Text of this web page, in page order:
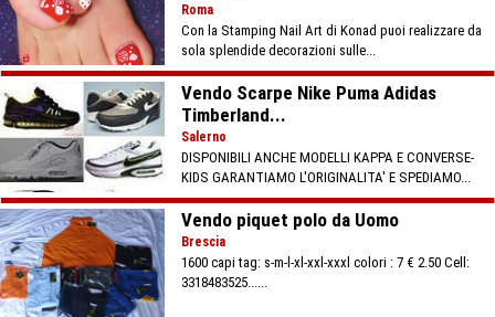
Roma
Con la Stamping Nail Art di Konad puoi realizzare da
sola splendide decorazioni sulle...
Vendo Scarpe Nike Puma Adidas
Timberland...
Salerno
DISPONIBILI ANCHE MODELLI KAPPA E CONVERSE-
KIDS GARANTIAMO L'ORIGINALITA' E SPEDIAMO...
Vendo piquet polo da Uomo
Brescia
1600 capi tag: s-m-l-xl-xxl-xxxl colori : 7 € 2.50 Cell:
3318483525......